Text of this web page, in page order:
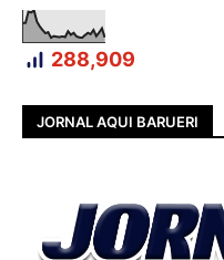
288,909
JORNAL AQUI BARUERI